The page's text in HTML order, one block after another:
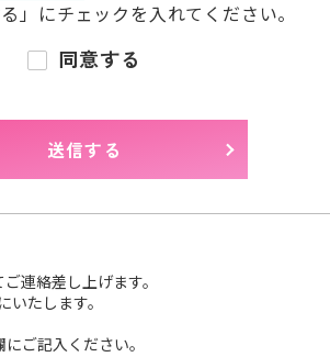
」にチェックを入れてください。
同意する
連絡差し上げます。
たします。
ご記入ください。